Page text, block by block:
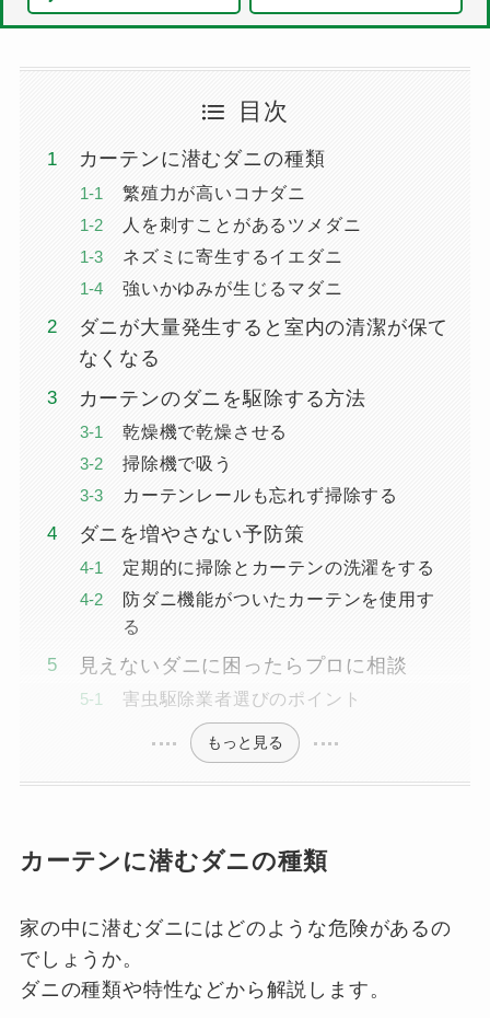
目次
カーテンに潜むダニの種類
繁殖力が高いコナダニ
人を刺すことがあるツメダニ
ネズミに寄生するイエダニ
強いかゆみが生じるマダニ
ダニが大量発生すると室内の清潔が保て
なくなる
カーテンのダニを駆除する方法
乾燥機で乾燥させる
掃除機で吸う
カーテンレールも忘れず掃除する
ダニを増やさない予防策
定期的に掃除とカーテンの洗濯をする
防ダニ機能がついたカーテンを使用す
る
見えないダニに困ったらプロに相談
害虫駆除業者選びのポイント
もっと見る
カーテンに潜むダニの種類
家の中に潜むダニにはどのような危険があるの
でしょうか。
ダニの種類や特性などから解説します。